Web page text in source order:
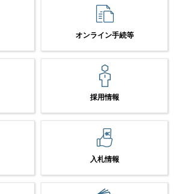
オンライン手続等
採用情報
入札情報